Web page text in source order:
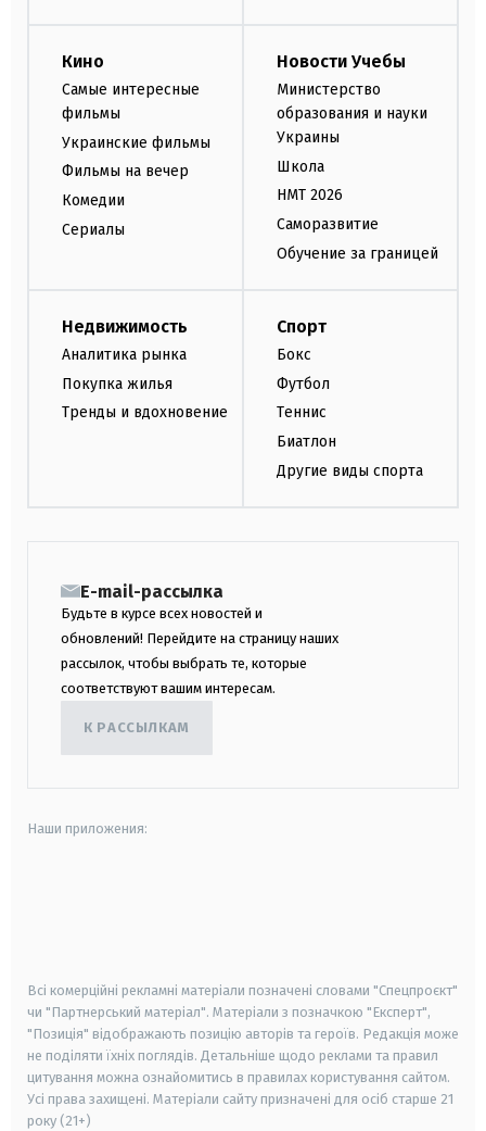
Кино
Самые интересные
фильмы
Украинские фильмы
Фильмы на вечер
Комедии
Сериалы
Новости Учебы
Министерство
образования и науки
Украины
Школа
НМТ 2026
Саморазвитие
Обучение за границей
Недвижимость
Аналитика рынка
Покупка жилья
Тренды и вдохновение
Спорт
Бокс
Футбол
Теннис
Биатлон
Другие виды спорта
E-mail-рассылка
Будьте в курсе всех новостей и
обновлений! Перейдите на страницу наших
рассылок, чтобы выбрать те, которые
соответствуют вашим интересам.
К РАССЫЛКАМ
Наши приложения:
Всі комерційні рекламні матеріали позначені словами "Спецпроєкт"
чи "Партнерський матеріал". Матеріали з позначкою "Експерт",
"Позиція" відображають позицію авторів та героїв. Редакція може
не поділяти їхніх поглядів. Детальніше щодо реклами та правил
цитування можна ознайомитись в правилах користування сайтом.
Усі права захищені. Матеріали сайту призначені для осіб старше 21
року (21+)